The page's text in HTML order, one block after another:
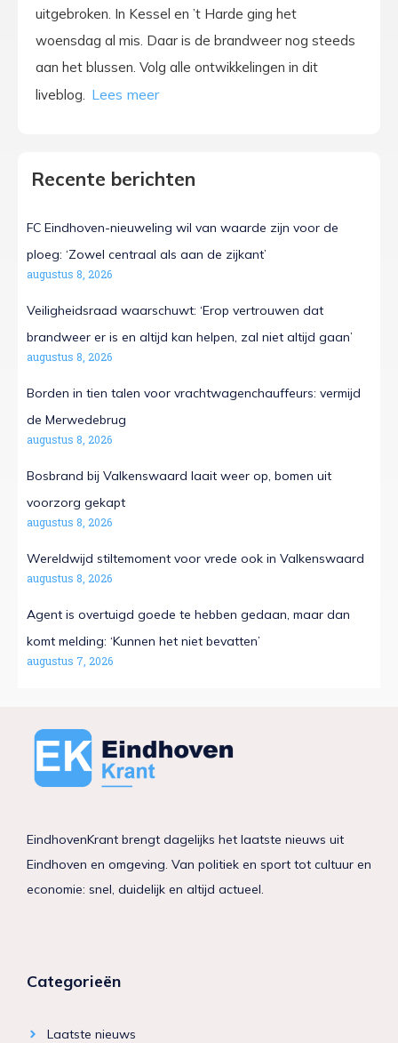
uitgebroken. In Kessel en ’t Harde ging het
woensdag al mis. Daar is de brandweer nog steeds
aan het blussen. Volg alle ontwikkelingen in dit
liveblog.
Recente berichten
FC Eindhoven-nieuweling wil van waarde zijn voor de
ploeg: ‘Zowel centraal als aan de zijkant’
augustus 8, 2026
Veiligheidsraad waarschuwt: ‘Erop vertrouwen dat
brandweer er is en altijd kan helpen, zal niet altijd gaan’
augustus 8, 2026
Borden in tien talen voor vrachtwagenchauffeurs: vermijd
de Merwedebrug
augustus 8, 2026
Bosbrand bij Valkenswaard laait weer op, bomen uit
voorzorg gekapt
augustus 8, 2026
Wereldwijd stiltemoment voor vrede ook in Valkenswaard
augustus 8, 2026
Agent is overtuigd goede te hebben gedaan, maar dan
komt melding: ‘Kunnen het niet bevatten’
augustus 7, 2026
EindhovenKrant brengt dagelijks het laatste nieuws uit
Eindhoven en omgeving. Van politiek en sport tot cultuur en
economie: snel, duidelijk en altijd actueel.
Categorieën
Laatste nieuws